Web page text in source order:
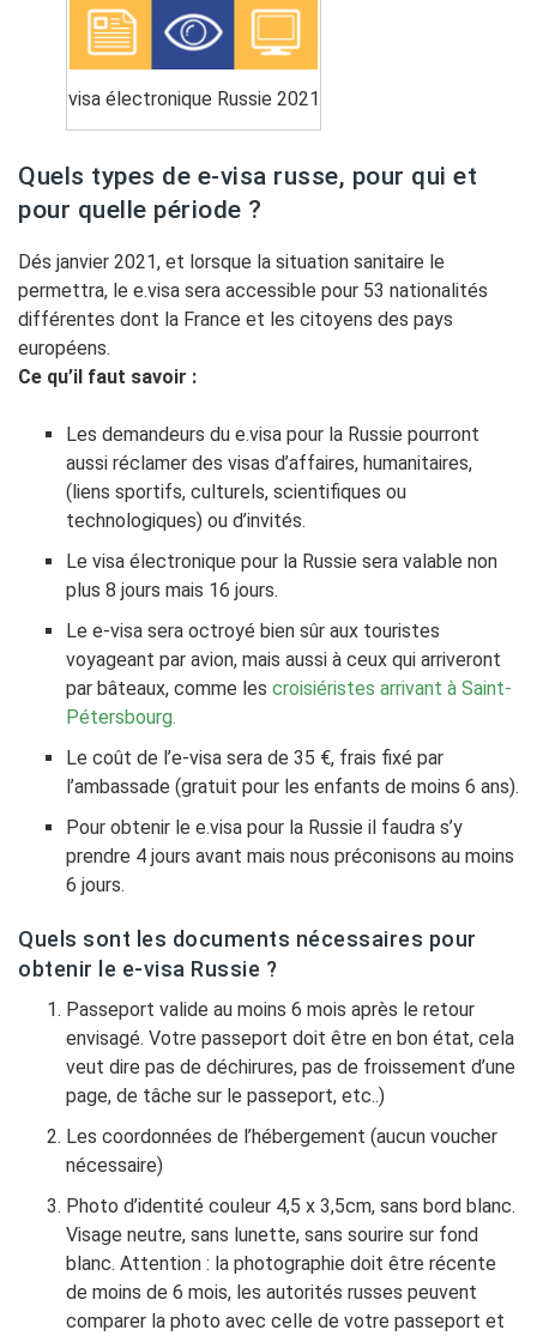
visa électronique Russie 2021
Quels types de e-visa russe, pour qui et
pour quelle période ?
Dés janvier 2021, et lorsque la situation sanitaire le
permettra, le e.visa sera accessible pour 53 nationalités
différentes dont la France et les citoyens des pays
européens.
Ce qu’il faut savoir :
Les demandeurs du e.visa pour la Russie pourront
aussi réclamer des visas d’affaires, humanitaires,
(liens sportifs, culturels, scientifiques ou
technologiques) ou d’invités.
Le visa électronique pour la Russie sera valable non
plus 8 jours mais 16 jours.
Le e-visa sera octroyé bien sûr aux touristes
voyageant par avion, mais aussi à ceux qui arriveront
par bâteaux, comme les croisiéristes arrivant à Saint-
Pétersbourg.
Le coût de l’e-visa sera de 35 €, frais fixé par
l’ambassade (gratuit pour les enfants de moins 6 ans).
Pour obtenir le e.visa pour la Russie il faudra s’y
prendre 4 jours avant mais nous préconisons au moins
6 jours.
Quels sont les documents nécessaires pour
obtenir le e-visa Russie ?
Passeport valide au moins 6 mois après le retour
envisagé. Votre passeport doit être en bon état, cela
veut dire pas de déchirures, pas de froissement d’une
page, de tâche sur le passeport, etc..)
Les coordonnées de l’hébergement (aucun voucher
nécessaire)
Photo d’identité couleur 4,5 x 3,5cm, sans bord blanc.
Visage neutre, sans lunette, sans sourire sur fond
blanc. Attention : la photographie doit être récente
de moins de 6 mois, les autorités russes peuvent
comparer la photo avec celle de votre passeport et